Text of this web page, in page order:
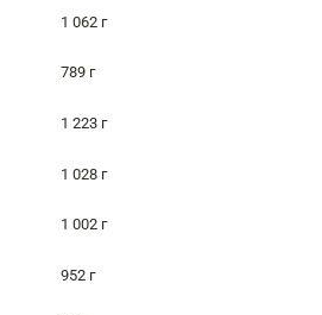
1 062 г
789 г
1 223 г
1 028 г
1 002 г
952 г